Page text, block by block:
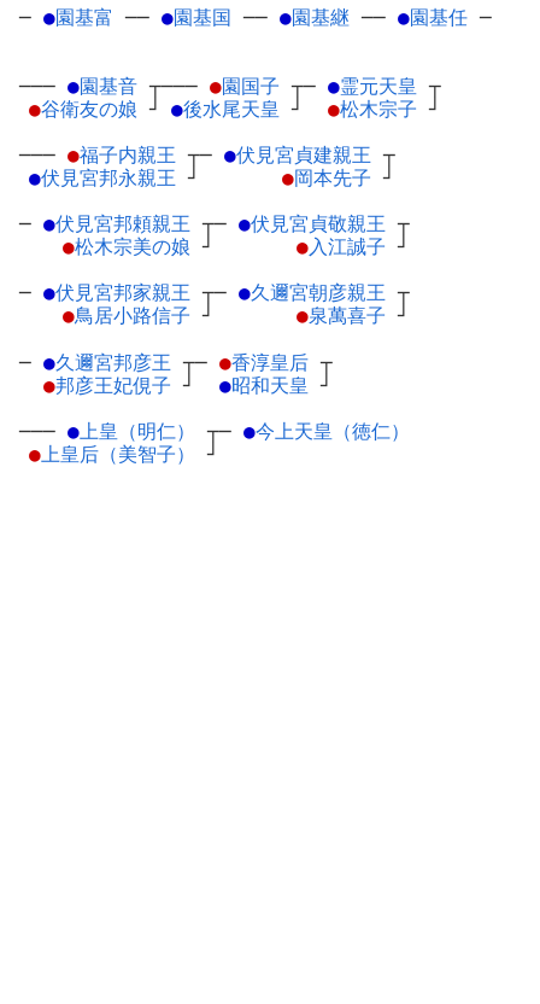
─ ●園基富 ── ●園基国 ── ●園基継 ── ●園基任 ─
─── ●園基音 ┬
●谷衛友の娘 ┘
─── ●園国子 ┬
●後水尾天皇 ┘
─ ●霊元天皇 ┬
●松木宗子 ┘
─── ●福子内親王 ┬
●伏見宮邦永親王 ┘
─ ●伏見宮貞建親王 ┬
●岡本先子 ┘
─ ●伏見宮邦頼親王 ┬
●松木宗美の娘 ┘
─ ●伏見宮貞敬親王 ┬
●入江誠子 ┘
─ ●伏見宮邦家親王 ┬
●鳥居小路信子 ┘
─ ●久邇宮朝彦親王 ┬
●泉萬喜子 ┘
─ ●久邇宮邦彦王 ┬
●邦彦王妃俔子 ┘
─ ●香淳皇后 ┬
●昭和天皇 ┘
─── ● 上皇（明仁）
┬
● 上皇后（美智子） ┘
─ ●今上天皇（徳仁）